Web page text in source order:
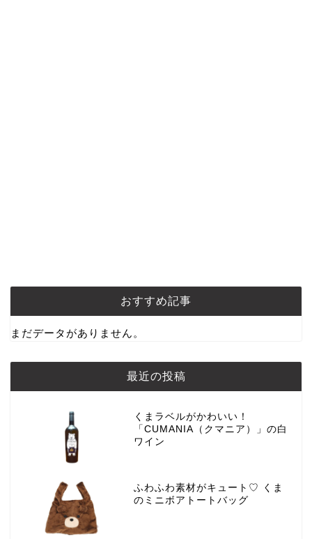
おすすめ記事
まだデータがありません。
最近の投稿
くまラベルがかわいい！
「CUMANIA（クマニア）」の白
ワイン
ふわふわ素材がキュート♡ くま
のミニボアトートバッグ